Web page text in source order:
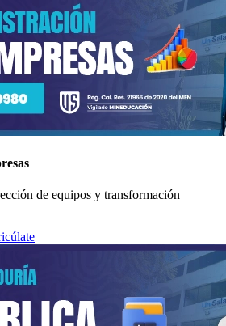
de equipos y transformación